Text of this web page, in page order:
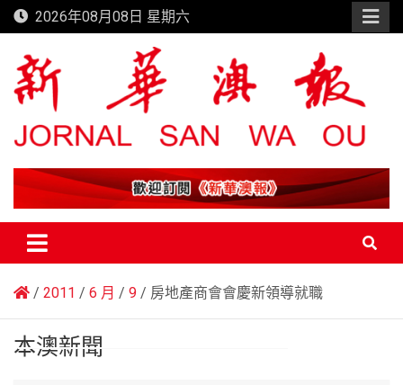
Skip
to
content
2026年08月08日 星期六
新華澳報
2011 6 月 9 房地產商會會慶新領導就職
本澳新聞